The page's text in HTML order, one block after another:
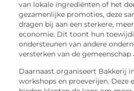
van lokale ingrediënten of het
gezamenlijke promoties, deze
dragen bij aan een sterkere,
economie. Dit toont hun
ondersteunen van andere
versterken van de gemeenschap
Daarnaast organiseert Bakkerij
workshops en proeverijen. Deze